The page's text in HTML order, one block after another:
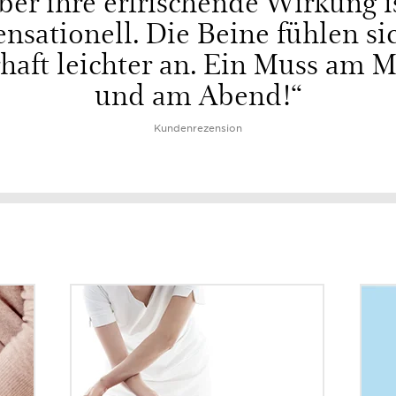
Die Beine fühlen
leichter an. Ein Muss am
und am Abend!“
Kundenrezension